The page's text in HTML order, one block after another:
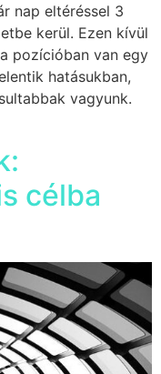
nap eltéréssel 3
kerül. Ezen kívül
pozícióban van egy
hatásukban,
vagyunk.
célba